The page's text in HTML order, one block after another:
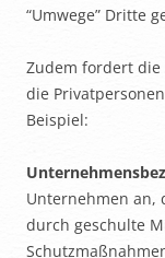
“Umwege” Dritte
Zudem fordert die
die
Beispiel:
Unternehmen an,
durch geschulte